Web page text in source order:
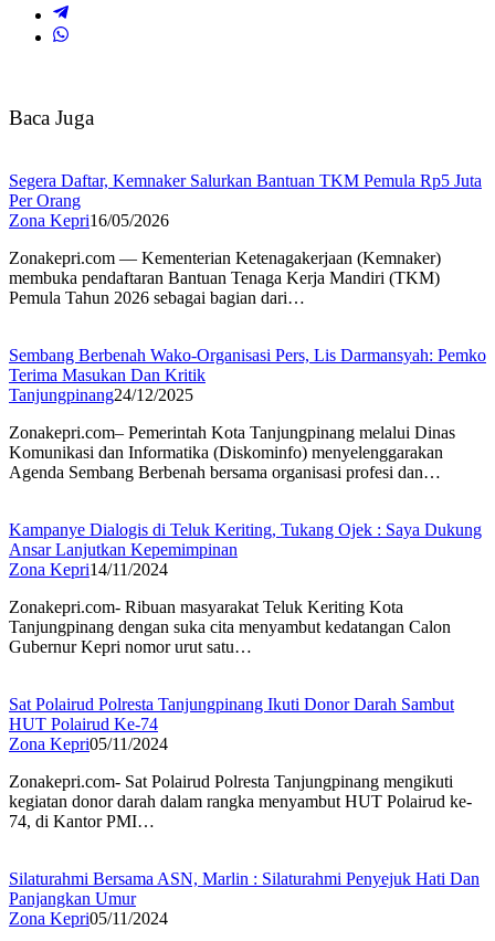
Baca Juga
Segera Daftar, Kemnaker Salurkan Bantuan TKM Pemula Rp5 Juta
Per Orang
Zona Kepri16/05/2026
Zonakepri.com — Kementerian Ketenagakerjaan (Kemnaker)
membuka pendaftaran Bantuan Tenaga Kerja Mandiri (TKM)
Pemula Tahun 2026 sebagai bagian dari…
Sembang Berbenah Wako-Organisasi Pers, Lis Darmansyah: Pemko
Terima Masukan Dan Kritik
Tanjungpinang24/12/2025
Zonakepri.com– Pemerintah Kota Tanjungpinang melalui Dinas
Komunikasi dan Informatika (Diskominfo) menyelenggarakan
Agenda Sembang Berbenah bersama organisasi profesi dan…
Kampanye Dialogis di Teluk Keriting, Tukang Ojek : Saya Dukung
Ansar Lanjutkan Kepemimpinan
Zona Kepri14/11/2024
Zonakepri.com- Ribuan masyarakat Teluk Keriting Kota
Tanjungpinang dengan suka cita menyambut kedatangan Calon
Gubernur Kepri nomor urut satu…
Sat Polairud Polresta Tanjungpinang Ikuti Donor Darah Sambut
HUT Polairud Ke-74
Zona Kepri05/11/2024
Zonakepri.com- Sat Polairud Polresta Tanjungpinang mengikuti
kegiatan donor darah dalam rangka menyambut HUT Polairud ke-
74, di Kantor PMI…
Silaturahmi Bersama ASN, Marlin : Silaturahmi Penyejuk Hati Dan
Panjangkan Umur
Zona Kepri05/11/2024